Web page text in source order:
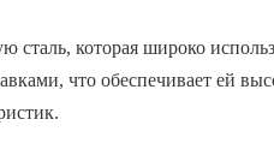
которая широко
что обеспечивает ей